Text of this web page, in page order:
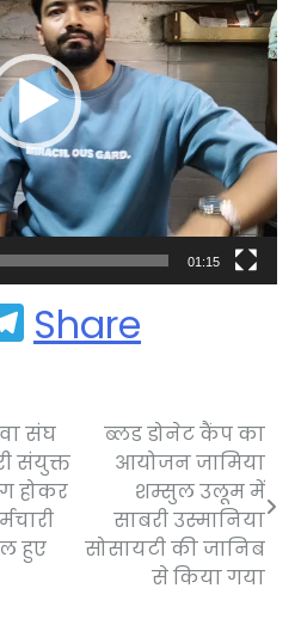
01:15
Telegram
Share
संघ
संयुक्त
होकर
हुए
ब्लड डोनेट कैंप का
आयोजन जामिया
शम्सुल उलूम में
साबरी उस्मानिया
सोसायटी की जानिब
से किया गया